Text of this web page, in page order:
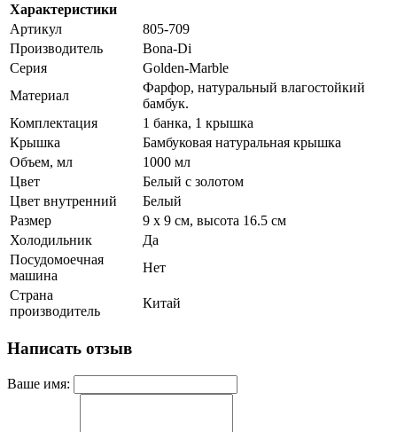
Характеристики
Артикул
805-709
Производитель
Bona-Di
Серия
Golden-Marble
Материал
Фарфор, натуральный влагостойкий
бамбук.
Комплектация
1 банка, 1 крышка
Крышка
Бамбуковая натуральная крышка
Объем, мл
1000 мл
Цвет
Белый с золотом
Цвет внутренний
Белый
Размер
9 x 9 см, высота 16.5 см
Холодильник
Да
Посудомоечная
машина
Нет
Страна
производитель
Китай
Написать отзыв
Ваше имя: